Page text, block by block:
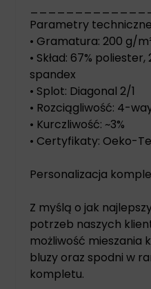
Parametry
• Gramatura: 200 g/
• Skład: 67% poliester,
spandex
• Splot: Diagonal 2/1
• Rozciągliwość: 4-
• Kurczliwość: ~3%
• Certyfikaty: Oeko-
Personalizacja
Z myślą o jak
potrzeb naszych
możliwość mieszania
bluzy oraz spodni w
kompletu.